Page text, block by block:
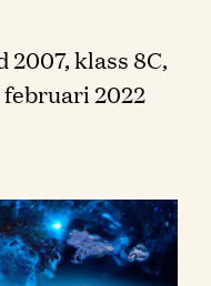
klass 8C,
februari 2022